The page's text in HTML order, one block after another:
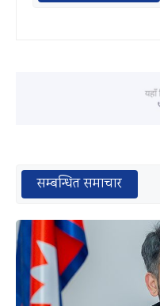
सम्बन्धित समाचार